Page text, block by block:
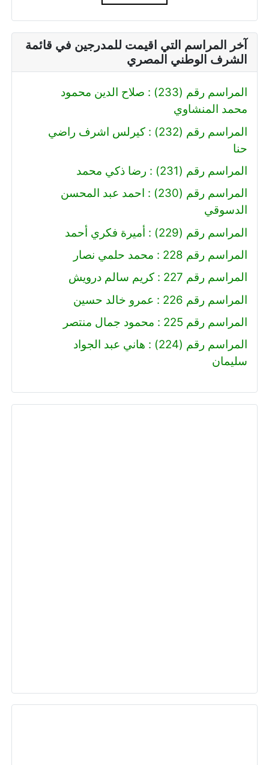
آخر المراسم التي اقيمت للمدرجين في قائمة
الشرف الوطني المصري
المراسم رقم (233) : صلاح الدين محمود
محمد المنشاوي
المراسم رقم (232) : كيرلس اشرف راضي
حنا
المراسم رقم (231) : رضا ذكي محمد
المراسم رقم (230) : احمد عبد المحسن
الدسوقي
المراسم رقم (229) : أميرة فكري أحمد
المراسم رقم 228 : محمد حلمي نصار
المراسم رقم 227 : كريم سالم درويش
المراسم رقم 226 : عمرو خالد حسين
المراسم رقم 225 : محمود جمال منتصر
المراسم رقم (224) : هاني عبد الجواد
سليمان